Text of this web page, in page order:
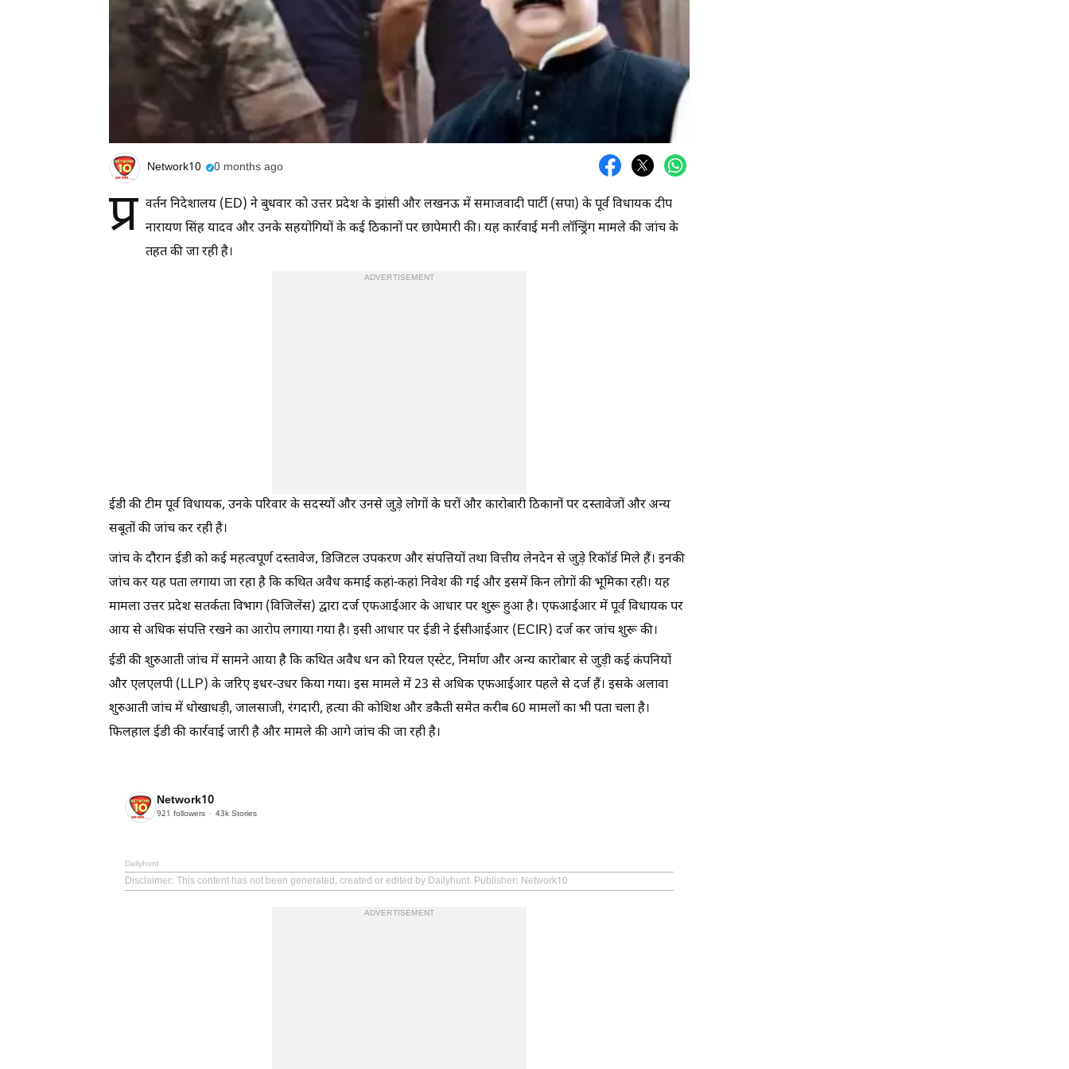
Network10 0 months ago
प्र वर्तन निदेशालय (ED) ने बुधवार को उत्तर प्रदेश के झांसी और लखनऊ में समाजवादी पार्टी (सपा) के पूर्व विधायक दीप
नारायण सिंह यादव और उनके सहयोगियों के कई ठिकानों पर छापेमारी की। यह कार्रवाई मनी लॉन्ड्रिंग मामले की जांच के
तहत की जा रही है।
ADVERTISEMENT
ईडी की टीम पूर्व विधायक, उनके परिवार के सदस्यों और उनसे जुड़े लोगों के घरों और कारोबारी ठिकानों पर दस्तावेजों और अन्य
सबूतों की जांच कर रही है।
जांच के दौरान ईडी को कई महत्वपूर्ण दस्तावेज, डिजिटल उपकरण और संपत्तियों तथा वित्तीय लेनदेन से जुड़े रिकॉर्ड मिले हैं। इनकी
जांच कर यह पता लगाया जा रहा है कि कथित अवैध कमाई कहां-कहां निवेश की गई और इसमें किन लोगों की भूमिका रही। यह
मामला उत्तर प्रदेश सतर्कता विभाग (विजिलेंस) द्वारा दर्ज एफआईआर के आधार पर शुरू हुआ है। एफआईआर में पूर्व विधायक पर
आय से अधिक संपत्ति रखने का आरोप लगाया गया है। इसी आधार पर ईडी ने ईसीआईआर (ECIR) दर्ज कर जांच शुरू की।
ईडी की शुरुआती जांच में सामने आया है कि कथित अवैध धन को रियल एस्टेट, निर्माण और अन्य कारोबार से जुड़ी कई कंपनियों
और एलएलपी (LLP) के जरिए इधर-उधर किया गया। इस मामले में 23 से अधिक एफआईआर पहले से दर्ज हैं। इसके अलावा
शुरुआती जांच में धोखाधड़ी, जालसाजी, रंगदारी, हत्या की कोशिश और डकैती समेत करीब 60 मामलों का भी पता चला है।
फिलहाल ईडी की कार्रवाई जारी है और मामले की आगे जांच की जा रही है।
Network10
921 followers 43k Stories
Dailyhunt
Disclaimer: This content has not been generated, created or edited by Dailyhunt. Publisher: Network10
ADVERTISEMENT